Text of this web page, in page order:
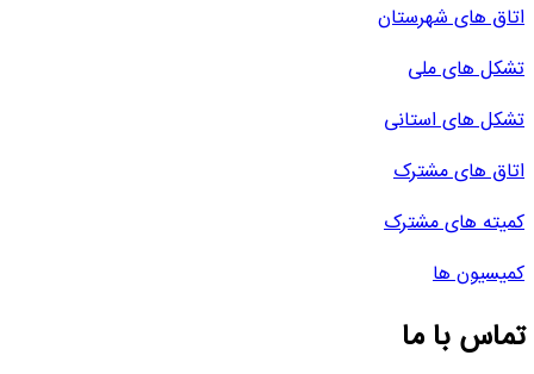
اتاق های شهرستان
تشکل های ملی
تشکل های استانی
اتاق های مشترک
کمیته های مشترک
کمیسیون ها
تماس با ما